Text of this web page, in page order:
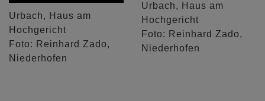
Urbach, Haus am
Hochgericht
Foto: Reinhard Zado,
Niederhofen
Urbach, Haus am
Hochgericht
Foto: Reinhard Zado,
Niederhofen